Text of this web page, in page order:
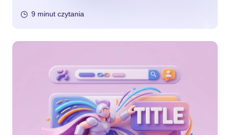
9 minut czytania